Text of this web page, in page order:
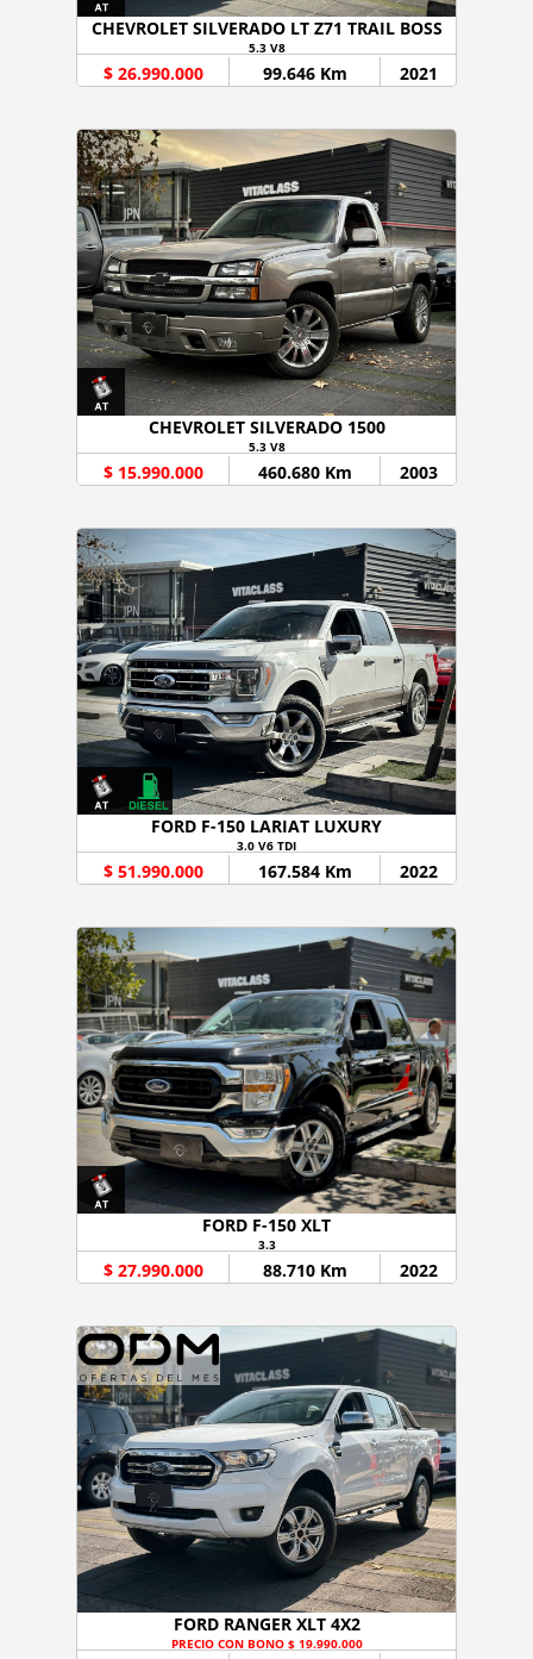
CHEVROLET SILVERADO LT Z71 TRAIL BOSS
5.3 V8
$ 26.990.000 99.646 Km 2021
CHEVROLET SILVERADO 1500
5.3 V8
$ 15.990.000 460.680 Km 2003
FORD F-150 LARIAT LUXURY
3.0 V6 TDI
$ 51.990.000 167.584 Km 2022
FORD F-150 XLT
3.3
$ 27.990.000 88.710 Km 2022
FORD RANGER XLT 4X2
PRECIO CON BONO $ 19.990.000